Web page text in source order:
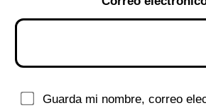
Guarda mi nombre, correo